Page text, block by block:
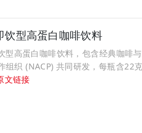
型高蛋白咖啡饮料
型高蛋白咖啡饮料，包含经典咖啡
织 (NACP) 共同研发，每瓶含22
文链接